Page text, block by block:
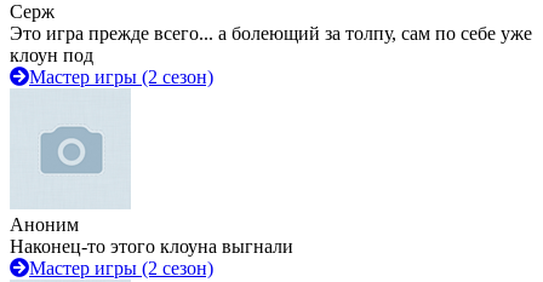
Серж
Это игра прежде всего... а болеющий за толпу, сам по себе уже
клоун под
Мастер игры (2 сезон)
Аноним
Наконец-то этого клоуна выгнали
Мастер игры (2 сезон)